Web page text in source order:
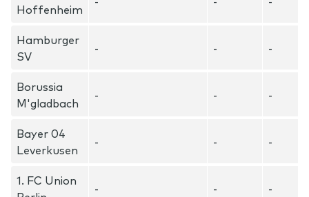
Hoffenheim
Hamburger
SV
- - -
Borussia
M'gladbach
- - -
Bayer 04
Leverkusen
- - -
1. FC Union
- - -